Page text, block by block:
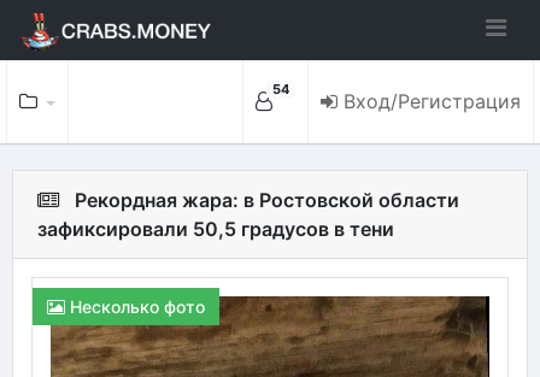
54 Вход/Регистрация
Рекордная жара: в Ростовской области
зафиксировали 50,5 градусов в тени
Несколько фото